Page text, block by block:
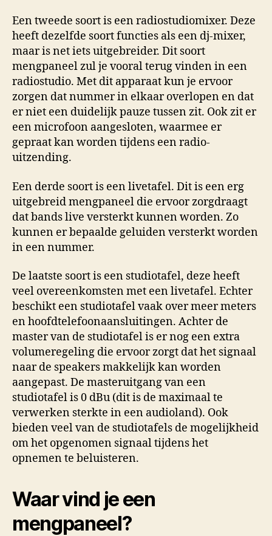
Een tweede soort is een radiostudiomixer. Deze
heeft dezelfde soort functies als een dj-mixer,
maar is net iets uitgebreider. Dit soort
mengpaneel zul je vooral terug vinden in een
radiostudio. Met dit apparaat kun je ervoor
zorgen dat nummer in elkaar overlopen en dat
er niet een duidelijk pauze tussen zit. Ook zit er
een microfoon aangesloten, waarmee er
gepraat kan worden tijdens een radio-
uitzending.
Een derde soort is een livetafel. Dit is een erg
uitgebreid mengpaneel die ervoor zorgdraagt
dat bands live versterkt kunnen worden. Zo
kunnen er bepaalde geluiden versterkt worden
in een nummer.
De laatste soort is een studiotafel, deze heeft
veel overeenkomsten met een livetafel. Echter
beschikt een studiotafel vaak over meer meters
en hoofdtelefoonaansluitingen. Achter de
master van de studiotafel is er nog een extra
volumeregeling die ervoor zorgt dat het signaal
naar de speakers makkelijk kan worden
aangepast. De masteruitgang van een
studiotafel is 0 dBu (dit is de maximaal te
verwerken sterkte in een audioland). Ook
bieden veel van de studiotafels de mogelijkheid
om het opgenomen signaal tijdens het
opnemen te beluisteren.
Waar vind je een
mengpaneel?